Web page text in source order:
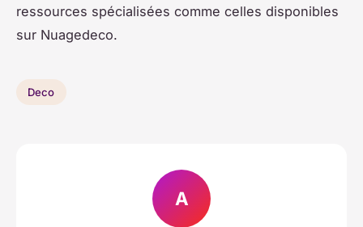
ressources spécialisées comme celles disponibles
sur Nuagedeco.
Deco
A